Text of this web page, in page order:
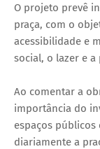
O projeto prevê
praça, com o
acessibilidade e
social, o lazer e
Ao comentar a
importância do
espaços
diariamente a